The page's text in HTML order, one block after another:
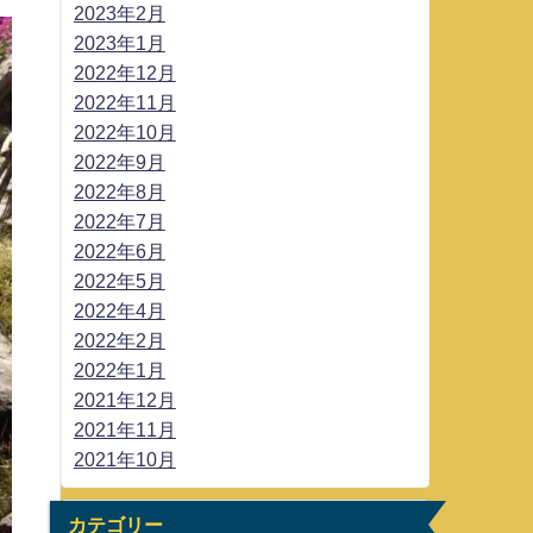
2023年2月
2023年1月
2022年12月
2022年11月
2022年10月
2022年9月
2022年8月
2022年7月
2022年6月
2022年5月
2022年4月
2022年2月
2022年1月
2021年12月
2021年11月
2021年10月
カテゴリー